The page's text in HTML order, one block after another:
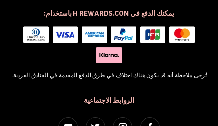
الروابط الاجتماعية
يمكنك الدفع في H REWARDS.COM باستخدام:
تُرجى ملاحظة أنه قد يكون هناك اختلاف في طرق الدفع المقدمة في الفنادق الفردية.